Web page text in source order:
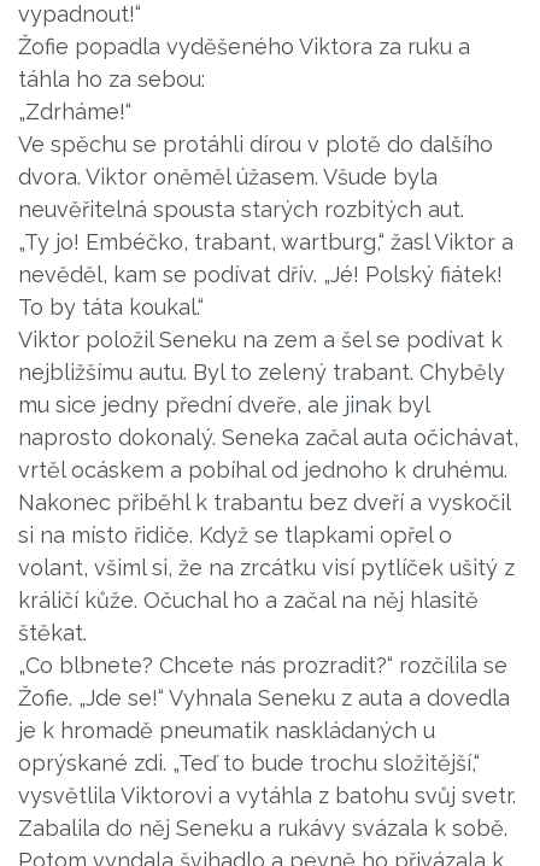
vypadnout!“
Žofie popadla vyděšeného Viktora za ruku a
táhla ho za sebou:
„Zdrháme!“
Ve spěchu se protáhli dírou v plotě do dalšího
dvora. Viktor oněměl úžasem. Všude byla
neuvěřitelná spousta starých rozbitých aut.
„Ty jo! Embéčko, trabant, wartburg,“ žasl Viktor a
nevěděl, kam se podívat dřív. „Jé! Polský fiátek!
To by táta koukal.“
Viktor položil Seneku na zem a šel se podívat k
nejbližšímu autu. Byl to zelený trabant. Chyběly
mu sice jedny přední dveře, ale jinak byl
naprosto dokonalý. Seneka začal auta očichávat,
vrtěl ocáskem a pobíhal od jednoho k druhému.
Nakonec přiběhl k trabantu bez dveří a vyskočil
si na místo řidiče. Když se tlapkami opřel o
volant, všiml si, že na zrcátku visí pytlíček ušitý z
králičí kůže. Očuchal ho a začal na něj hlasitě
štěkat.
„Co blbnete? Chcete nás prozradit?“ rozčílila se
Žofie. „Jde se!“ Vyhnala Seneku z auta a dovedla
je k hromadě pneumatik naskládaných u
oprýskané zdi. „Teď to bude trochu složitější,“
vysvětlila Viktorovi a vytáhla z batohu svůj svetr.
Zabalila do něj Seneku a ru­kávy svázala k sobě.